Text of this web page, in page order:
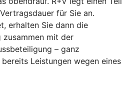
für Sie an.
erhalten Sie dann die
mit der
– ganz
Leistungen wegen eines